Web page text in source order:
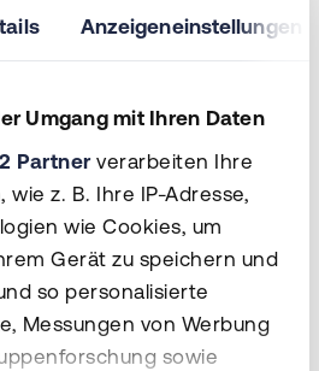
Anzeigeneinstellungen
Umgang mit Ihren Daten
Partnerverarbeiten Ihre
z. B. Ihre IP-Adresse,
wie Cookies, um
Gerät zu speichern und
so personalisierte
Messungen von Werbung
sowie
Audit.
951 0
rz.com